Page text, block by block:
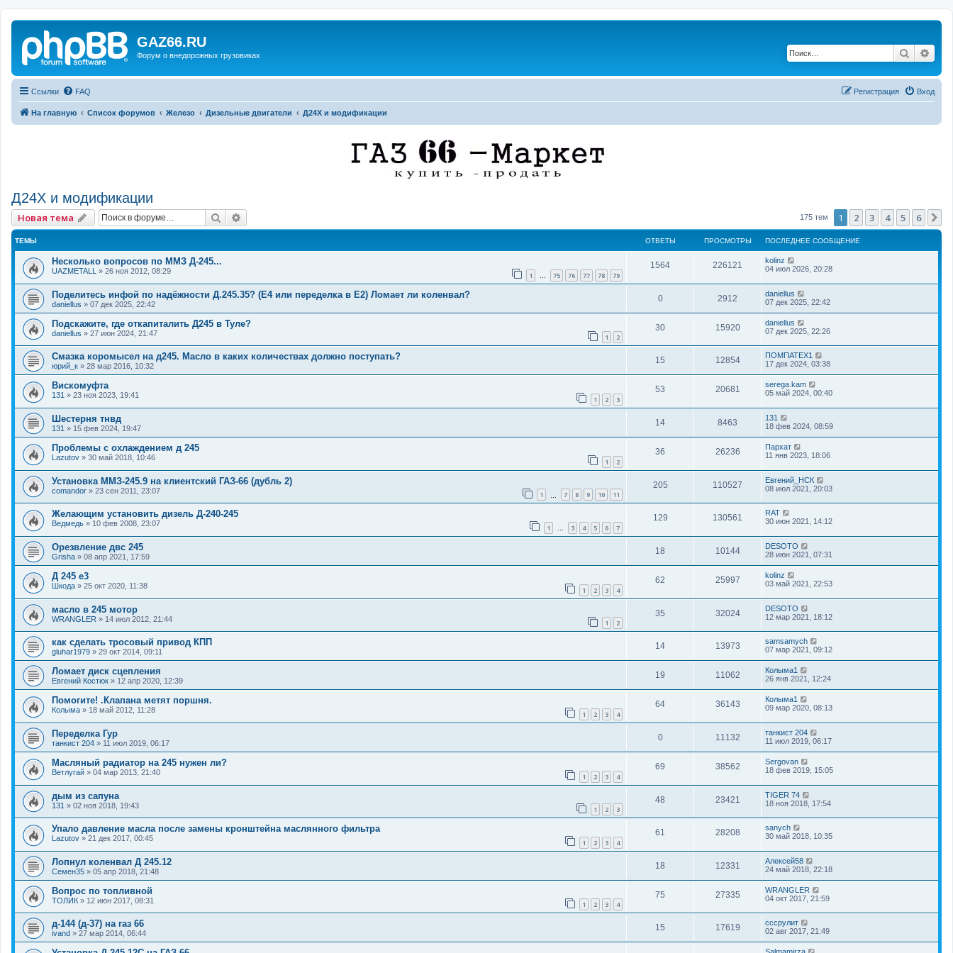
GAZ66.RU
Форум о внедорожных грузовиках Поиск
Ссылки FAQ Вход
Регистрация
На главную Список форумов Железо Дизельные двигатели Д24Х и модификации
Д24Х и модификации
Новая тема Поиск 175 тем 1 2 3 4 5 6
ТЕМЫ ОТВЕТЫ ПРОСМОТРЫ ПОСЛЕДНЕЕ СООБЩЕНИЕ
Несколько вопросов по ММЗ Д-245...
UAZMETALL » 26 ноя 2012, 08:29 1 … 75 76 77 78 79
1564 226121
kolinz
04 июл 2026, 20:28
Поделитесь инфой по надёжности Д.245.35? (Е4 или переделка в Е2) Ломает ли коленвал?
daniellus » 07 дек 2025, 22:42
0 2912
daniellus
07 дек 2025, 22:42
Подскажите, где откапиталить Д245 в Туле?
daniellus » 27 июн 2024, 21:47 1 2
30 15920
daniellus
07 дек 2025, 22:26
Смазка коромысел на д245. Масло в каких количествах должно поступать?
юрий_к » 28 мар 2016, 10:32
15 12854
ПОМПАТЕХ1
17 дек 2024, 03:38
Вискомуфта
131 » 23 ноя 2023, 19:41 1 2 3
53 20681
serega.kam
05 май 2024, 00:40
Шестерня тнвд
131 » 15 фев 2024, 19:47
14 8463
131
18 фев 2024, 08:59
Проблемы с охлаждением д 245
Lazutov » 30 май 2018, 10:46 1 2
36 26236
Пархат
11 янв 2023, 18:06
Установка ММЗ-245.9 на клиентский ГАЗ-66 (дубль 2)
comandor » 23 сен 2011, 23:07 1 7 8 9 10 11
205 110527
Евгений_НСК
08 июл 2021, 20:03
Желающим установить дизель Д-240-245
Ведмедь » 10 фев 2008, 23:07 1 … 3 4 5 6 7
129 130561
RAT
30 июн 2021, 14:12
Орезвление двс 245
Grisha » 08 апр 2021, 17:59
18 10144
DESOTO
28 июн 2021, 07:31
Д 245 е3
Шкода » 25 окт 2020, 11:38 1 2 3 4
62 25997
kolinz
03 май 2021, 22:53
масло в 245 мотор
WRANGLER » 14 июл 2012, 21:44 1 2
35 32024
DESOTO
12 мар 2021, 18:12
как сделать тросовый привод КПП
gluhar1979 » 29 окт 2014, 09:11
14 13973
samsamych
07 мар 2021, 09:12
Ломает диск сцепления
Евгений Костюк » 12 апр 2020, 12:39
19 11062
Колыма1
26 янв 2021, 12:24
Помогите! .Клапана метят поршня.
Колыма » 18 май 2012, 11:28 1 2 3 4
64 36143
Колыма1
09 мар 2020, 08:13
Переделка Гур
танкист 204 » 11 июл 2019, 06:17
0 11132
танкист 204
11 июл 2019, 06:17
Масляный радиатор на 245 нужен ли?
Ветлугай » 04 мар 2013, 21:40 1 2 3 4
69 38562
Sergovan
18 фев 2019, 15:05
дым из сапуна
131 » 02 ноя 2018, 19:43 1 2 3
48 23421
TIGER 74
18 ноя 2018, 17:54
Упало давление масла после замены кронштейна маслянного фильтра
Lazutov » 21 дек 2017, 00:45 1 2 3 4
61 28208
sanych
30 май 2018, 10:35
Лопнул коленвал Д 245.12
Семен35 » 05 апр 2018, 21:48
18 12331
Алексей58
24 май 2018, 22:18
Вопрос по топливной
ТОЛИК » 12 июн 2017, 08:31 1 2 3 4
75 27335
WRANGLER
04 окт 2017, 21:59
д-144 (д-37) на газ 66
ivand » 27 мар 2014, 06:44
15 17619
сссрулит
02 авг 2017, 21:49